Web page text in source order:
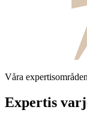
Våra expertisområden
Expertis